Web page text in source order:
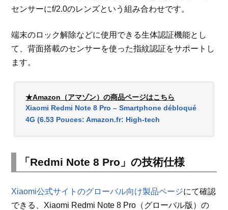
センサーにf/2.0のレンズという組み合わせです。
端末のロック解除などに使用できる生体認証機能とし
て、背面搭載のセンサーを使った指紋認証をサポートし
ます。
★Amazon（アマゾン）の商品ページはこちら
Xiaomi Redmi Note 8 Pro – Smartphone débloqué
4G (6.53 Pouces: Amazon.fr: High-tech
「Redmi Note 8 Pro」の技術仕様
Xiaomi公式サイトのグローバル向け製品ページにて確認
できる、Xiaomi Redmi Note 8 Pro（グローバル版）の